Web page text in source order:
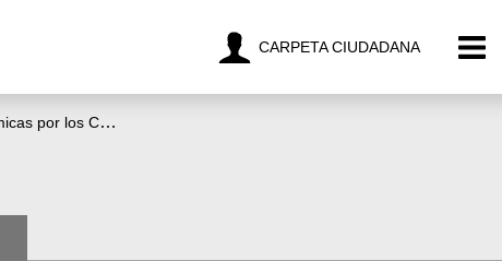
CARPETA CIUDADANA
Ayudas para desplazamientos de las selecciones autonómicas por los Campeonatos de España en Edad Escolar para el año 2026